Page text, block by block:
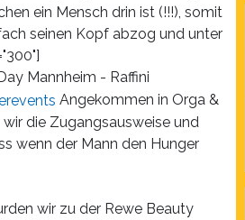
ein Mensch drin ist (!!!), somit
seinen Kopf abzog und unter
Mannheim - Raffini
Angekommen in Orga &
wir die Zugangsausweise und
wenn der Mann den Hunger
wir zu der Rewe Beauty